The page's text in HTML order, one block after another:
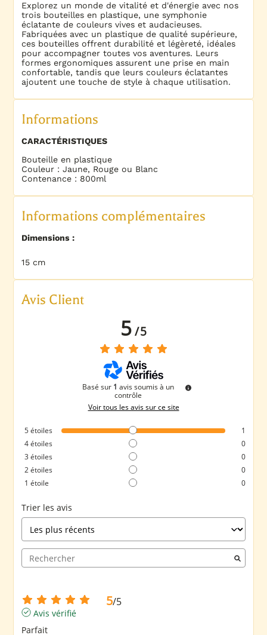
Explorez un monde de vitalité et d'énergie avec nos
trois bouteilles en plastique, une symphonie
éclatante de couleurs vives et audacieuses.
Fabriquées avec un plastique de qualité supérieure,
ces bouteilles offrent durabilité et légèreté, idéales
pour accompagner toutes vos aventures. Leurs
formes ergonomiques assurent une prise en main
confortable, tandis que leurs couleurs éclatantes
ajoutent une touche de style à chaque utilisation.
Informations
CARACTÉRISTIQUES
Bouteille en plastique
Couleur : Jaune, Rouge ou Blanc
Contenance : 800ml
Informations complémentaires
Dimensions :
15 cm
Avis Client
5/5
Basé sur 1 avis soumis à un
contrôle
Voir tous les avis sur ce site
5étoiles
1
4étoiles
0
3étoiles
0
2étoiles
0
1étoile 0
Trier les avis
5/5
Avis vérifié
Parfait